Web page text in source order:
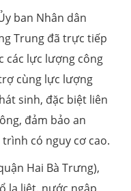
ban Nhân dân
Trung đã trực tiếp
các lực lượng công
cùng lực lượng
sinh, đặc biệt liên
đảm bảo an
có nguy cơ cao.
Hai Bà Trưng),